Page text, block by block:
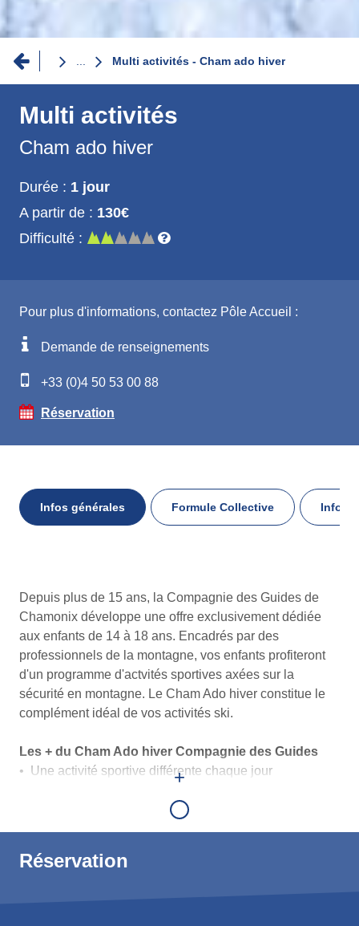
Fil
d'Ariane
Multi activités - Cham ado hiver
Multi activités
Cham ado hiver
Durée : 1 jour
A partir de : 130€
Difficulté :
Pour plus d'informations, contactez Pôle Accueil :
Demande de renseignements
+33 (0)4 50 53 00 88
Réservation
Infos générales Formule Collective Infos
Infos
générales
Depuis plus de 15 ans, la Compagnie des Guides de
Chamonix développe une offre exclusivement dédiée
aux enfants de 14 à 18 ans. Encadrés par des
professionnels de la montagne, vos enfants profiteront
d'un programme d'actvités sportives axées sur la
sécurité en montagne. Le Cham Ado hiver constitue le
complément idéal de vos activités ski.
Les + du Cham Ado hiver Compagnie des Guides
• Une activité sportive différente chaque jour
• Encadrement par des professionnels pour chaque
Programme hebdomadaire
+
Réservation